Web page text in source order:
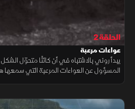
الحلقة 2
عواءات مرعبة
يبدأ روني بالاشتباه في أن كائنًا متحوّل
المسؤول عن العواءات المرعبة التي سمعها